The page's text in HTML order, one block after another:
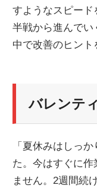
すようなスピー
半戦から進んでい
中で改善のヒント
バレンテ
「夏休みはしっ
た。今はすぐに
ません。2週間続